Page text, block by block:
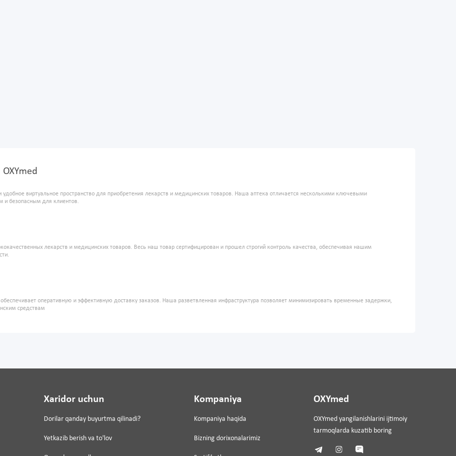
виртуальное пространство для приобретения лекарств и медицинских товаров. Наша аптека отличается несколькими ключевыми
и безопасным для клиентов.
лекарств и медицинских товаров. Весь наш товар сертифицирован и прошел строгий контроль качества, обеспечивая нашим
оперативную и эффективную доставку заказов. Наша разветвленная инфраструктура позволяет минимизировать временные задержки,
средствам
Xaridor uchun
Dorilar qanday buyurtma qilinadi?
Yetkazib berish va to'lov
Kompaniya
Kompaniya haqida
Bizning dorixonalarimiz
OXYmed
OXYmed yangilanishlarini ijtimoiy
tarmoqlarda kuzatib boring